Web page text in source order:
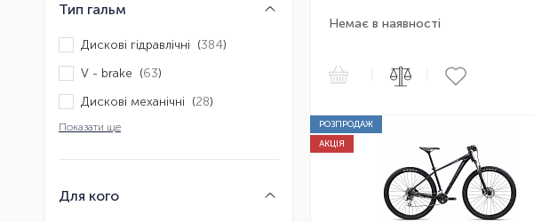
Тип гальм
Дискові гідравлічні (384)
V - brake (63)
Дискові механічні (28)
Показати ще
Для кого
Немає в наявності
РОЗПРОДАЖ
АКЦІЯ